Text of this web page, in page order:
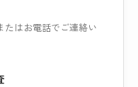
たはお電話でご連絡い